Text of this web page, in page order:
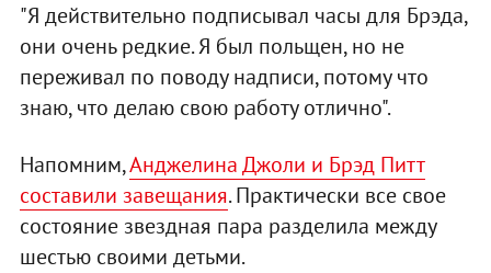
"Я действительно подписывал часы для Брэда,
они очень редкие. Я был польщен, но не
переживал по поводу надписи, потому что
знаю, что делаю свою работу отлично".
Напомним,Анджелина Джоли и Брэд Питт
составили завещания. Практически все свое
состояние звездная пара разделила между
шестью своими детьми.